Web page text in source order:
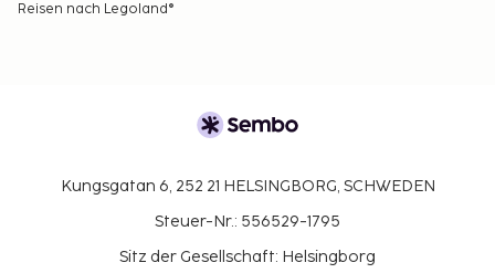
Reisen nach Legoland®
Kungsgatan 6, 252 21 HELSINGBORG, SCHWEDEN
Steuer-Nr.: 556529-1795
Sitz der Gesellschaft: Helsingborg